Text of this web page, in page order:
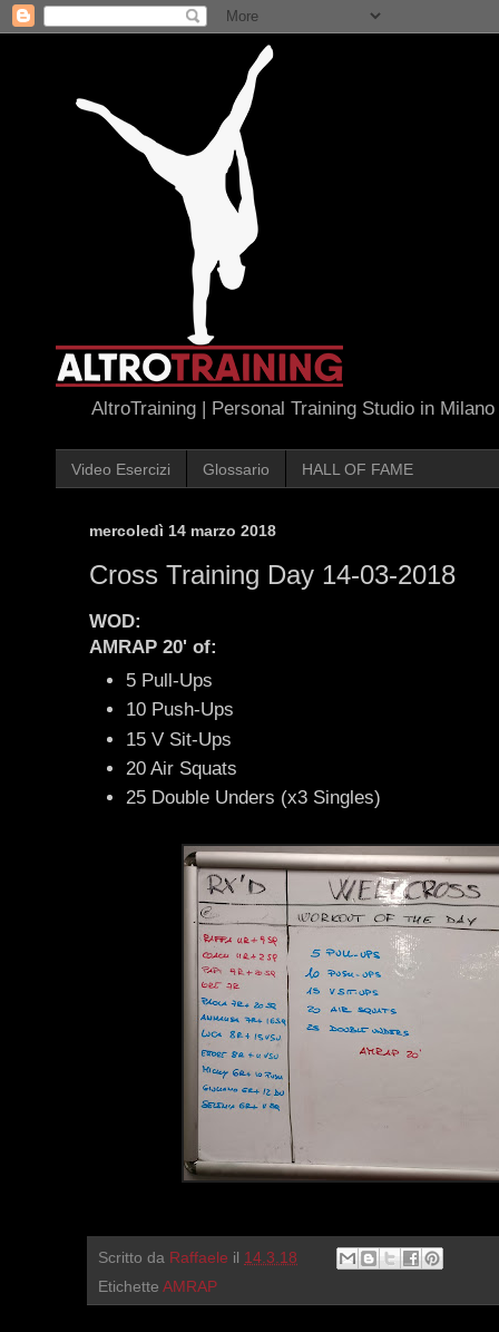
AltroTraining | Personal Training Studio in Milano
Video Esercizi Glossario HALL OF FAME
mercoledì 14 marzo 2018
Cross Training Day 14-03-2018
WOD:
AMRAP 20' of:
5 Pull-Ups
10 Push-Ups
15 V Sit-Ups
20 Air Squats
25 Double Unders (x3 Singles)
Scritto da Raffaele il 14.3.18
Etichette AMRAP